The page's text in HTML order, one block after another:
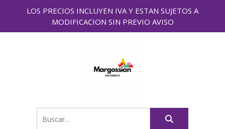
LOS PRECIOS INCLUYEN IVA Y ESTAN SUJETOS A
MODIFICACION SIN PREVIO AVISO